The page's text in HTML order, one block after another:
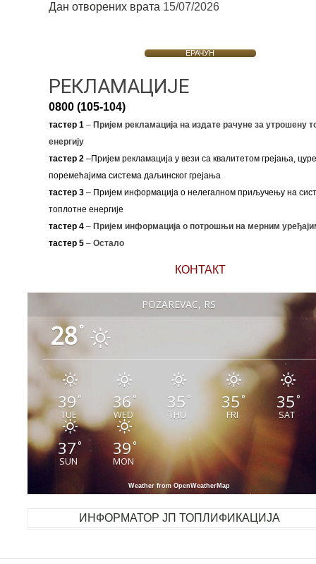
Дан отворених врата 15/07/2026
ЕРАЧУН
РЕКЛАМАЦИЈЕ
0800 (105-104)
тастер 1–Пријем рекламација на издате рачуне за утрошену
енергију
тастер 2–Пријем рекламација у вези са квалитетом грејања,
поремећајима система даљинског грејања
тастер 3– Пријем информација о нелегалном приључењу на
топлотне енергије
тастер 4 – Пријем информација о потрошњи на мерним
тастер 5 – Остало
КОНТАКТ
POŽAREVAC, RS
28°
39°
TUE
36°
WED
35 °
THU
35°
FRI
35°
SAT
37°
SUN
39°
MON
Weather from OpenWeatherMap
ИНФОРМАТОР ЈП ТОПЛИФИКАЦИЈА